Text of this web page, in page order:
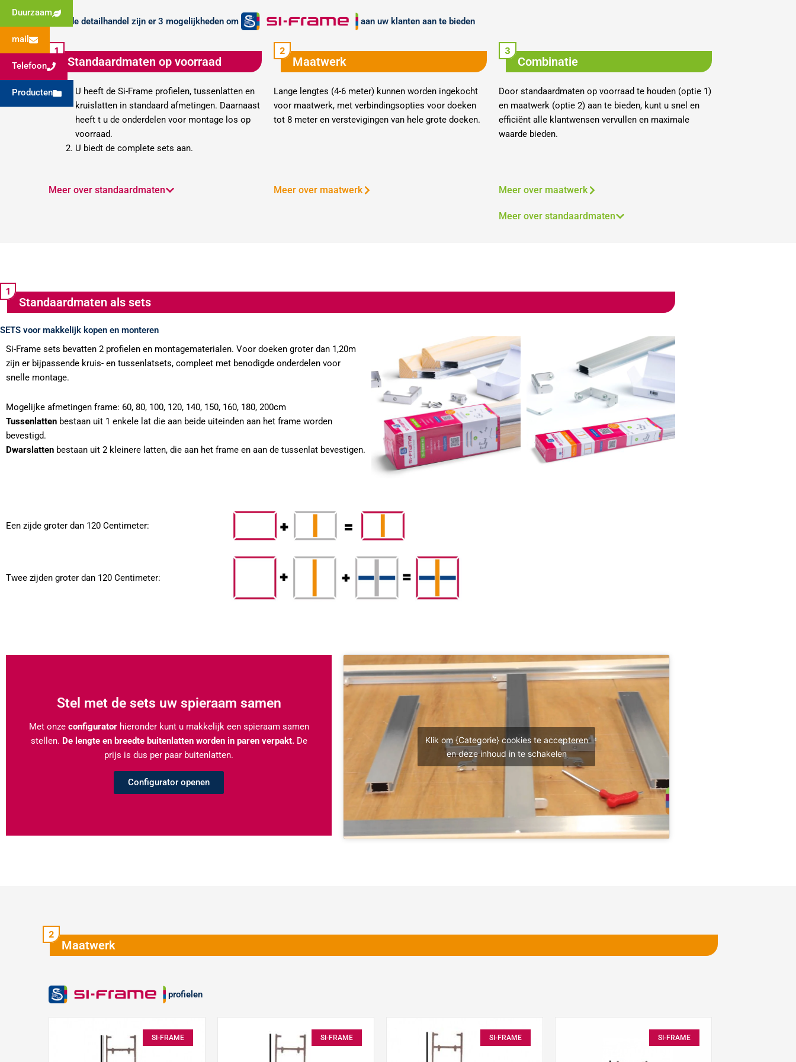
Voor de detailhandel zijn er 3 mogelijkheden om aan uw klanten aan te bieden
Standaardmaten op voorraad
U heeft de Si-Frame profielen, tussenlatten en
kruislatten in standaard afmetingen. Daarnaast
heeft t u de onderdelen voor montage los op
voorraad.
U biedt de complete sets aan.
Meer over standaardmaten
Maatwerk
Lange lengtes (4-6 meter) kunnen worden ingekocht
voor maatwerk, met verbindingsopties voor doeken
tot 8 meter en verstevigingen van hele grote doeken.
Meer over maatwerk
Combinatie
Door standaardmaten op voorraad te houden (optie 1)
en maatwerk (optie 2) aan te bieden, kunt u snel en
efficiënt alle klantwensen vervullen en maximale
waarde bieden.
Meer over maatwerk
Meer over standaardmaten
Standaardmaten als sets
SETS voor makkelijk kopen en monteren
Si-Frame sets bevatten 2 profielen en montagematerialen. Voor doeken groter dan 1,20m
zijn er bijpassende kruis- en tussenlatsets, compleet met benodigde onderdelen voor
snelle montage.
Mogelijke afmetingen frame: 60, 80, 100, 120, 140, 150, 160, 180, 200cm
Tussenlatten bestaan uit 1 enkele lat die aan beide uiteinden aan het frame worden
bevestigd.
Dwarslatten bestaan uit 2 kleinere latten, die aan het frame en aan de tussenlat bevestigen.
Een zijde groter dan 120 Centimeter:
Twee zijden groter dan 120 Centimeter:
Stel met de sets uw spieraam samen
Met onze configuratorhieronder kunt u makkelijk een spieraam samen
stellen. De lengte en breedte buitenlatten worden in paren verpakt.De
prijs is dus per paar buitenlatten.
Configurator openen
Klik om {Categorie} cookies te accepteren
en deze inhoud in te schakelen
Maatwerk
profielen
SI-FRAME SI-FRAME SI-FRAME SI-FRAME
Duurzaam
mail
Telefoon
Producten